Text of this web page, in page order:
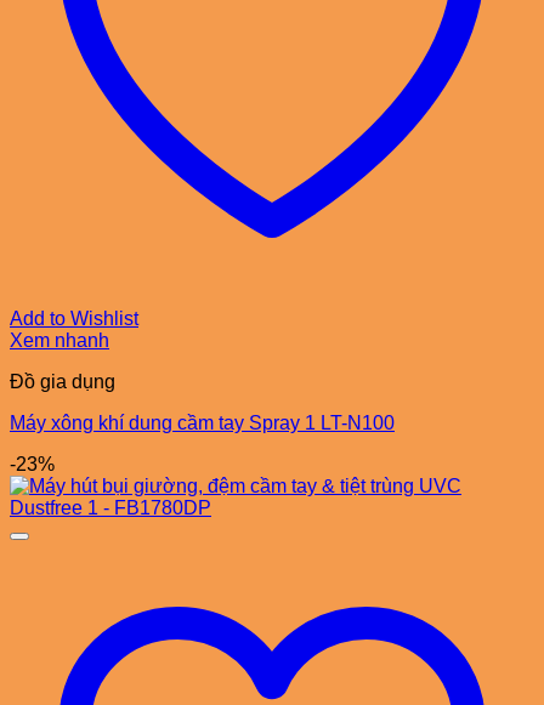
Add to Wishlist
Xem nhanh
Đồ gia dụng
Máy xông khí dung cầm tay Spray 1 LT-N100
-23%